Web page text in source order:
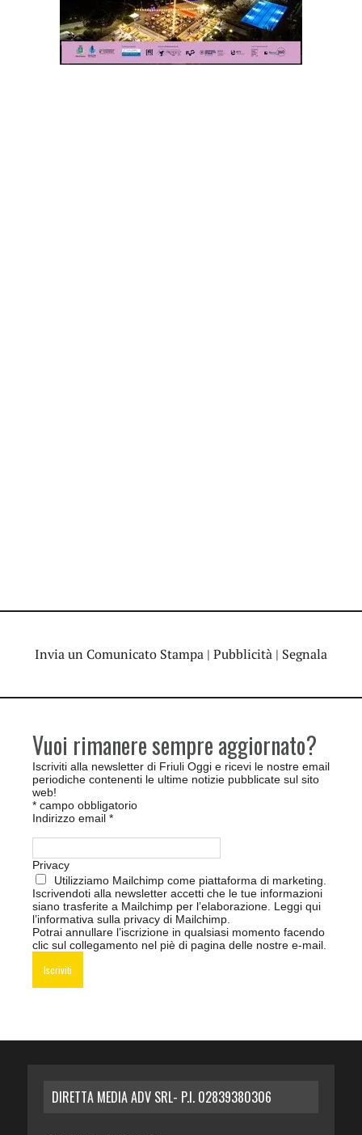
Invia un Comunicato Stampa | Pubblicità | Segnala
Vuoi rimanere sempre aggiornato?
Iscriviti alla newsletter di Friuli Oggi e ricevi le nostre email
periodiche contenenti le ultime notizie pubblicate sul sito
web!
* campo obbligatorio
Indirizzo email *
Privacy
Utilizziamo Mailchimp come piattaforma di marketing.
Iscrivendoti alla newsletter accetti che le tue informazioni
siano trasferite a Mailchimp per l’elaborazione. Leggi qui
l’informativa sulla privacy di Mailchimp.
Potrai annullare l’iscrizione in qualsiasi momento facendo
clic sul collegamento nel piè di pagina delle nostre e-mail.
DIRETTA MEDIA ADV SRL- P.I. 02839380306